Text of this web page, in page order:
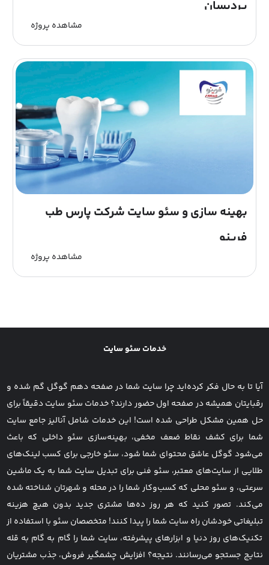
پردیسان
آموزشگاه زبان پردیسان با بهره گیری از تیم مدیریت دانشگاه
های داخلی و خارجی و با همکاری جمعی از اساتید برتر زبان
های خارجی در سال 1395 کار خود را در شهر تهران آغاز...
مشاهده پروژه
بهینه سازی و سئو سایت شرکت پارس طب
فرینو
شرکت پارس طب فرینو در سال 1385 در زمینه تولیدات
شرکت ها فقط...
مشاهده پروژه
خدمات سئو سایت
آیا تا به حال فکر کرده‌اید چرا سایت شما در صفحه دهم گوگل گم شده و
رقبایتان همیشه در صفحه اول حضور دارند؟ خدمات سئو سایت دقیقاً برای
حل همین مشکل طراحی شده است! این خدمات شامل آنالیز جامع سایت
شما برای کشف نقاط ضعف مخفی، بهینه‌سازی سئو داخلی که باعث
می‌شود گوگل عاشق محتوای شما شود، سئو خارجی برای کسب لینک‌های
طلایی از سایت‌های معتبر، سئو فنی برای تبدیل سایت شما به یک ماشین
سرعتی، و سئو محلی که کسب‌وکار شما را در محله و شهرتان شناخته شده
می‌کند. تصور کنید که هر روز ده‌ها مشتری جدید بدون هیچ هزینه
تبلیغاتی خودشان راه سایت شما را پیدا کنند! متخصصان سئو با استفاده از
تکنیک‌های روز دنیا و ابزارهای پیشرفته، سایت شما را گام به گام به قله
نتایج جستجو می‌رسانند. نتیجه؟ افزایش چشمگیر فروش، جذب مشتریان